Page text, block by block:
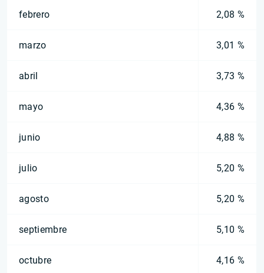
febrero 2,08 %
marzo 3,01 %
abril 3,73 %
mayo 4,36 %
junio 4,88 %
julio 5,20 %
agosto 5,20 %
septiembre 5,10 %
octubre 4,16 %